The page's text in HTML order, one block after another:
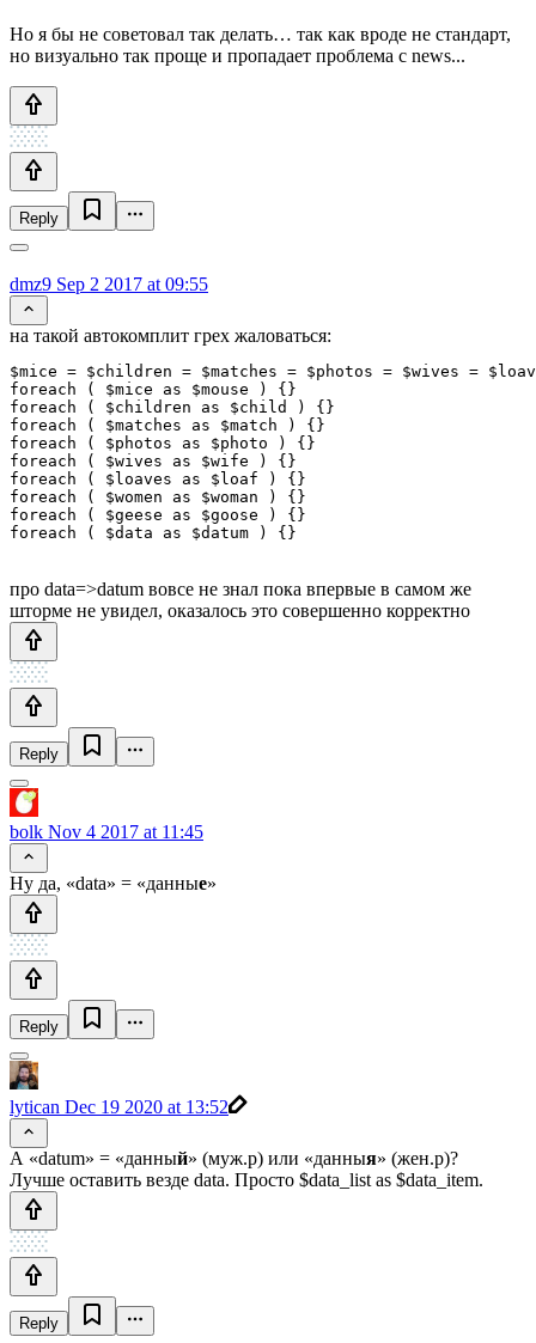
Но я бы не советовал так делать… так как вроде не стандарт,
но визуально так проще и пропадает проблема с news...
Reply
dmz9 Sep 2 2017 at 09:55
на такой автокомплит грех жаловаться:
$mice = $children = $matches = $photos = $wives =
foreach ( $mice as $mouse ) {}
foreach ( $children as $child ) {}
foreach ( $matches as $match ) {}
foreach ( $photos as $photo ) {}
foreach ( $wives as $wife ) {}
foreach ( $loaves as $loaf ) {}
foreach ( $women as $woman ) {}
foreach ( $geese as $goose ) {}
foreach ( $data as $datum ) {}
про data=>datum вовсе не знал пока впервые в самом же
шторме не увидел, оказалось это совершенно корректно
Reply
bolk Nov 4 2017 at 11:45
Ну да, «data» = «данные»
Reply
lytican Dec 19 2020 at 13:52
А «datum» = «данный» (муж.р) или «данныя» (жен.р)?
Лучше оставить везде data. Просто $data_list as $data_item.
Reply